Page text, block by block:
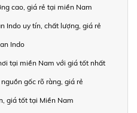
cao, giá rẻ tại miền Nam
Indo uy tín, chất lượng, giá rẻ
Indo
tại miền Nam với giá tốt nhất
gốc rõ ràng, giá rẻ
giá tốt tại Miền Nam